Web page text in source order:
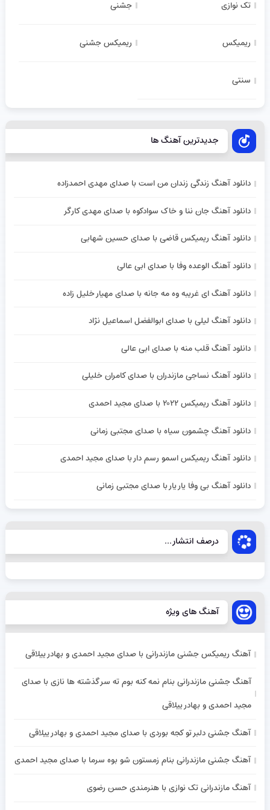
تک نوازی جشنی
ریمیکس ریمیکس جشنی
سنتی
جدیدترین آهنگ ها
دانلود آهنگ زندگی زندان من است با صدای مهدی احمدزاده
دانلود آهنگ جان ننا و خاک سوادکوه با صدای مهدی کارگر
دانلود آهنگ ریمیکس قاضی با صدای حسین شهابی
دانلود آهنگ الوعده وفا با صدای ابی عالی
دانلود آهنگ ای غریبه وه مه جانه با صدای مهیار خلیل زاده
دانلود آهنگ لیلی با صدای ابوالفضل اسماعیل نژاد
دانلود آهنگ قلب منه با صدای ابی عالی
دانلود آهنگ نساجی مازندران با صدای کامران خلیلی
دانلود آهنگ ریمیکس ۲۰۲۲ با صدای مجید احمدی
دانلود آهنگ چشمون سیاه با صدای مجتبی زمانی
دانلود آهنگ ریمیکس اسمو رسم دار با صدای مجید احمدی
دانلود آهنگ بی وفا یار یار با صدای مجتبی زمانی
درصف انتشار...
آهنگ های ویژه
آهنگ ریمیکس جشنی مازندرانی با صدای مجید احمدی و بهادر ییلاقی
آهنگ جشنی مازندرانی بنام نمه کنه بوم ته سر گذشته ها نازی با صدای
مجید احمدی و بهادر ییلاقی
آهنگ جشنی دلبر تو کجه بوردی با صدای مجید احمدی و بهادر ییلاقی
آهنگ جشنی مازندرانی بنام زمستون شو بوه سرما با صدای مجید احمدی
آهنگ مازندرانی تک نوازی با هنرمندی حسن رضوی